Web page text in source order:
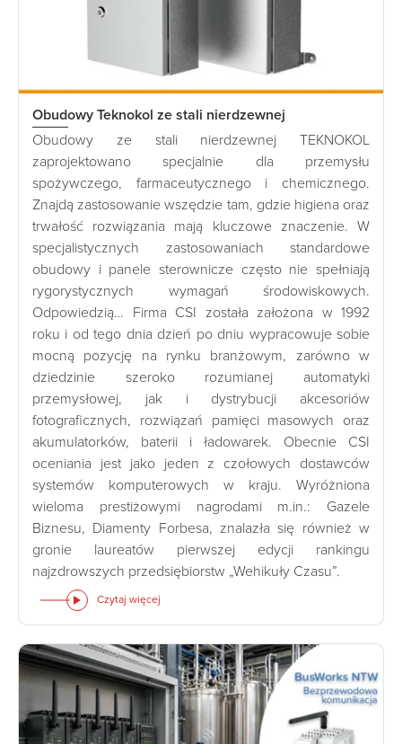
Obudowy Teknokol ze stali nierdzewnej
Obudowy ze stali nierdzewnej TEKNOKOL
zaprojektowano specjalnie dla przemysłu
spożywczego, farmaceutycznego i chemicznego.
Znajdą zastosowanie wszędzie tam, gdzie higiena oraz
trwałość rozwiązania mają kluczowe znaczenie. W
specjalistycznych zastosowaniach standardowe
obudowy i panele sterownicze często nie spełniają
rygorystycznych wymagań środowiskowych.
Odpowiedzią… Firma CSI została założona w 1992
roku i od tego dnia dzień po dniu wypracowuje sobie
mocną pozycję na rynku branżowym, zarówno w
dziedzinie szeroko rozumianej automatyki
przemysłowej, jak i dystrybucji akcesoriów
fotograficznych, rozwiązań pamięci masowych oraz
akumulatorków, baterii i ładowarek. Obecnie CSI
oceniania jest jako jeden z czołowych dostawców
systemów komputerowych w kraju. Wyróżniona
wieloma prestiżowymi nagrodami m.in.: Gazele
Biznesu, Diamenty Forbesa, znalazła się również w
gronie laureatów pierwszej edycji rankingu
najzdrowszych przedsiębiorstw „Wehikuły Czasu”.
Czytaj więcej